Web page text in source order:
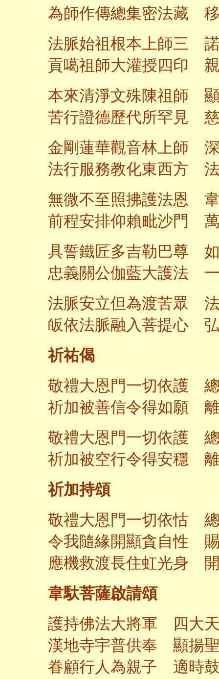
為師作傳總集密法藏
法脈始祖根本上師三
貢噶祖師大灌授四印
本來清淨文殊陳祖師
苦行證德歷代所罕見
金剛蓮華觀音林上師
法行服務教化東西方
無微不至照拂護法恩
前程安排仰賴毗沙門
具誓鐵匠多吉勒巴尊
忠義關公伽藍大護法
法脈安立但為渡苦眾
皈依法脈融入菩提心
祈祐偈
敬禮大恩門一切依護
祈加被善信令得如願
敬禮大恩門一切依護
祈加被空行令得安穩
祈加持頌
敬禮大恩門一切依怙
令我隨緣開顯貪自性
應機救渡長住虹光身
韋馱菩薩啟請頌
護持佛法大將軍 四大
漢地寺宇普供奉 顯揚
眷顧行人為親子 適時